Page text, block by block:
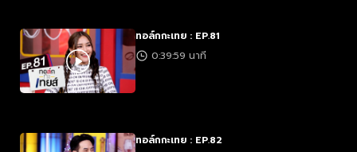
ทอล์กกะเทย : EP.81
0:39:59 นาที
ทอล์กกะเทย : EP.82